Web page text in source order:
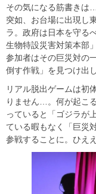
その気になる筋書きは…
突如、お台場に出現し
ラ。政府は日本を守る
生物特設災害対策本部
参加者はその巨災対の
倒す作戦」を見つけ出し
リアル脱出ゲームは初
りません…。何が起こ
っていると「ゴジラが
ている暇もなく「巨災
参戦することに。ひえ